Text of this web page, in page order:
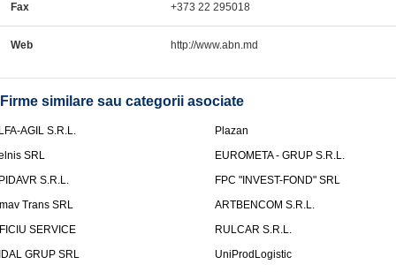
Fax +373 22 295018
Web http://www.abn.md
Firme similare sau categorii asociate
AGIL S.R.L.
Plazan
SRL
EUROMETA - GRUP S.R.L.
S.R.L.
FPC "INVEST-FOND" SRL
Trans SRL
ARTBENCOM S.R.L.
SERVICE
RULCAR S.R.L.
GRUP SRL
UniProdLogistic